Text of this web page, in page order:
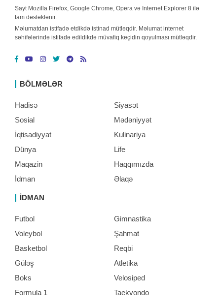
Sayt Mozilla Firefox, Google Chrome, Opera və Internet Explorer 8 ilə
tam dəstəklənir.
Məlumatdan istifadə etdikdə istinad mütləqdir. Məlumat internet
səhifələrində istifadə edildikdə müvafiq keçidin qoyulması mütləqdir.
BÖLMƏLƏR
Hadisə
Sosial
İqtisadiyyat
Dünya
Maqazin
İdman
Siyasət
Mədəniyyət
Kulinariya
Life
Haqqımızda
Əlaqə
İDMAN
Futbol
Voleybol
Basketbol
Güləş
Boks
Formula 1
Gimnastika
Şahmat
Reqbi
Atletika
Velosiped
Taekvondo